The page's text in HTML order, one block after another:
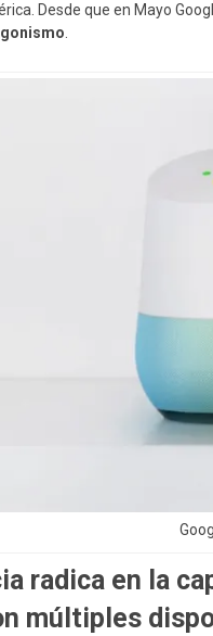
Desde que en Mayo
radica en la
múltiples